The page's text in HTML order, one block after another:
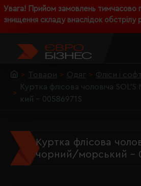
Увага! Прийом замовлень тимчасово
знищення складу внаслідок обстрілу
Товари Одяг
Фліси і
Куртка флісова чоловіча
кий - 00586971S
Куртка флісова
чорний/морський -